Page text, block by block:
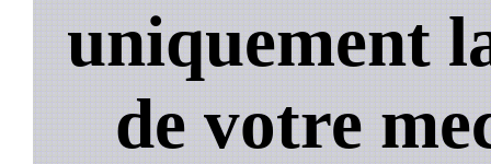
uniquement
de votre